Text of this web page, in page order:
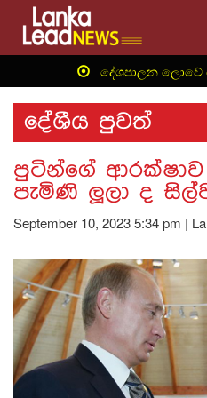
දේශපාලන ලොවේ
දේශීය පුවත්
පුටින්ගේ
පැමිණි ලූලා ද
September 10, 2023 5:34 pm |